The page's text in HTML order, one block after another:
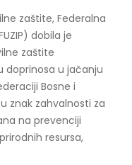
zaštite, Federalna
dobila je
zaštite
doprinosa u jačanju
Bosne i
znak zahvalnosti za
na prevenciji
resursa,